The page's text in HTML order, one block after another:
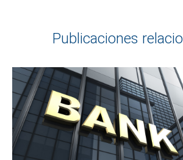
Publicaciones